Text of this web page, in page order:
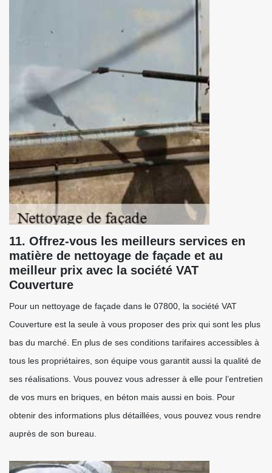
11. Offrez-vous les meilleurs services en
matière de nettoyage de façade et au
meilleur prix avec la société VAT
Couverture
Pour un nettoyage de façade dans le 07800, la société VAT
Couverture est la seule à vous proposer des prix qui sont les plus
bas du marché. En plus de ses conditions tarifaires accessibles à
tous les propriétaires, son équipe vous garantit aussi la qualité de
ses réalisations. Vous pouvez vous adresser à elle pour l’entretien
de vos murs en briques, en béton mais aussi en bois. Pour
obtenir des informations plus détaillées, vous pouvez vous rendre
auprès de son bureau.